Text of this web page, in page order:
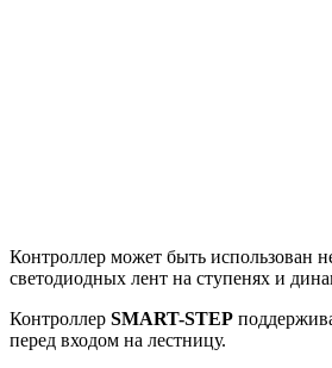
Контроллер может быть использован
светодиодных лент на ступенях и
Контроллер SMART-STEP
перед входом на лестницу.